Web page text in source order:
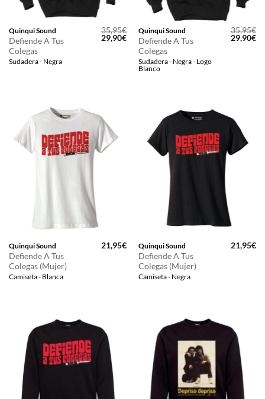
Quinqui Sound
Defiende A Tus
Colegas
Sudadera - Negra
35,95€
El
precio
29,90€El
precio
actual
29,90€.
Quinqui Sound
Defiende A Tus
Colegas
Sudadera - Negra - Logo
Blanco
35,95€
El
precio
29,90€El
Quinqui Sound
Defiende A Tus
Colegas (Mujer)
Camiseta - Blanca
21,95€ Quinqui Sound
Defiende A Tus
Colegas (Mujer)
Camiseta - Negra
21,95€